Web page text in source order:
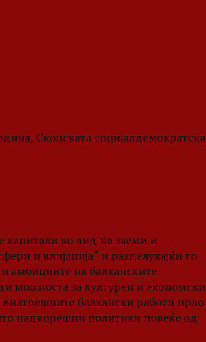
Скопската социјалдемократска
капитали во вид на заеми и
и влијанија“ и разделувајќи го
амбициите на балканските
можноста за културен и економски
балкански работи прво
надворешни политики повеќе од